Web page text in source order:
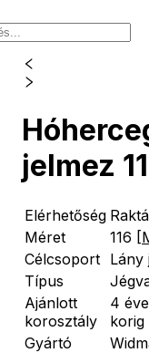
jelmez
Elérhetőség
Méret
116 [
Célcsoport Lány
Típus
Ajánlott
korosztály
4
korig
Gyártó